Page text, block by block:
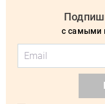
с самыми